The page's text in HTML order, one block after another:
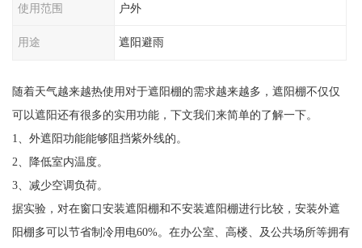
使用范围 户外
用途 遮阳避雨
随着天气越来越热使用对于遮阳棚的需求越来越多，遮阳棚不仅仅
可以遮阳还有很多的实用功能，下文我们来简单的了解一下。
1、外遮阳功能能够阻挡紫外线的。
2、降低室内温度。
3、减少空调负荷。
据实验，对在窗口安装遮阳棚和不安装遮阳棚进行比较，安装外遮
阳棚多可以节省制冷用电60%。在办公室、高楼、及公共场所等拥有